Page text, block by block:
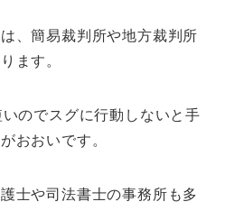
、簡易裁判所や地方裁判所
ます。
のでスグに行動しないと手
おおいです。
士や司法書士の事務所も多